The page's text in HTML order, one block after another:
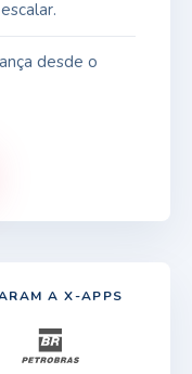
desde o
A X-APPS